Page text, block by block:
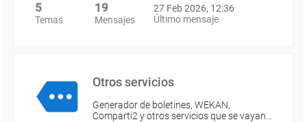
5
Temas
19
Mensajes
27 Feb 2026, 12:36
Último mensaje
Otros servicios
Generador de boletines, WEKAN,
Comparti2 y otros servicios que se vayan…